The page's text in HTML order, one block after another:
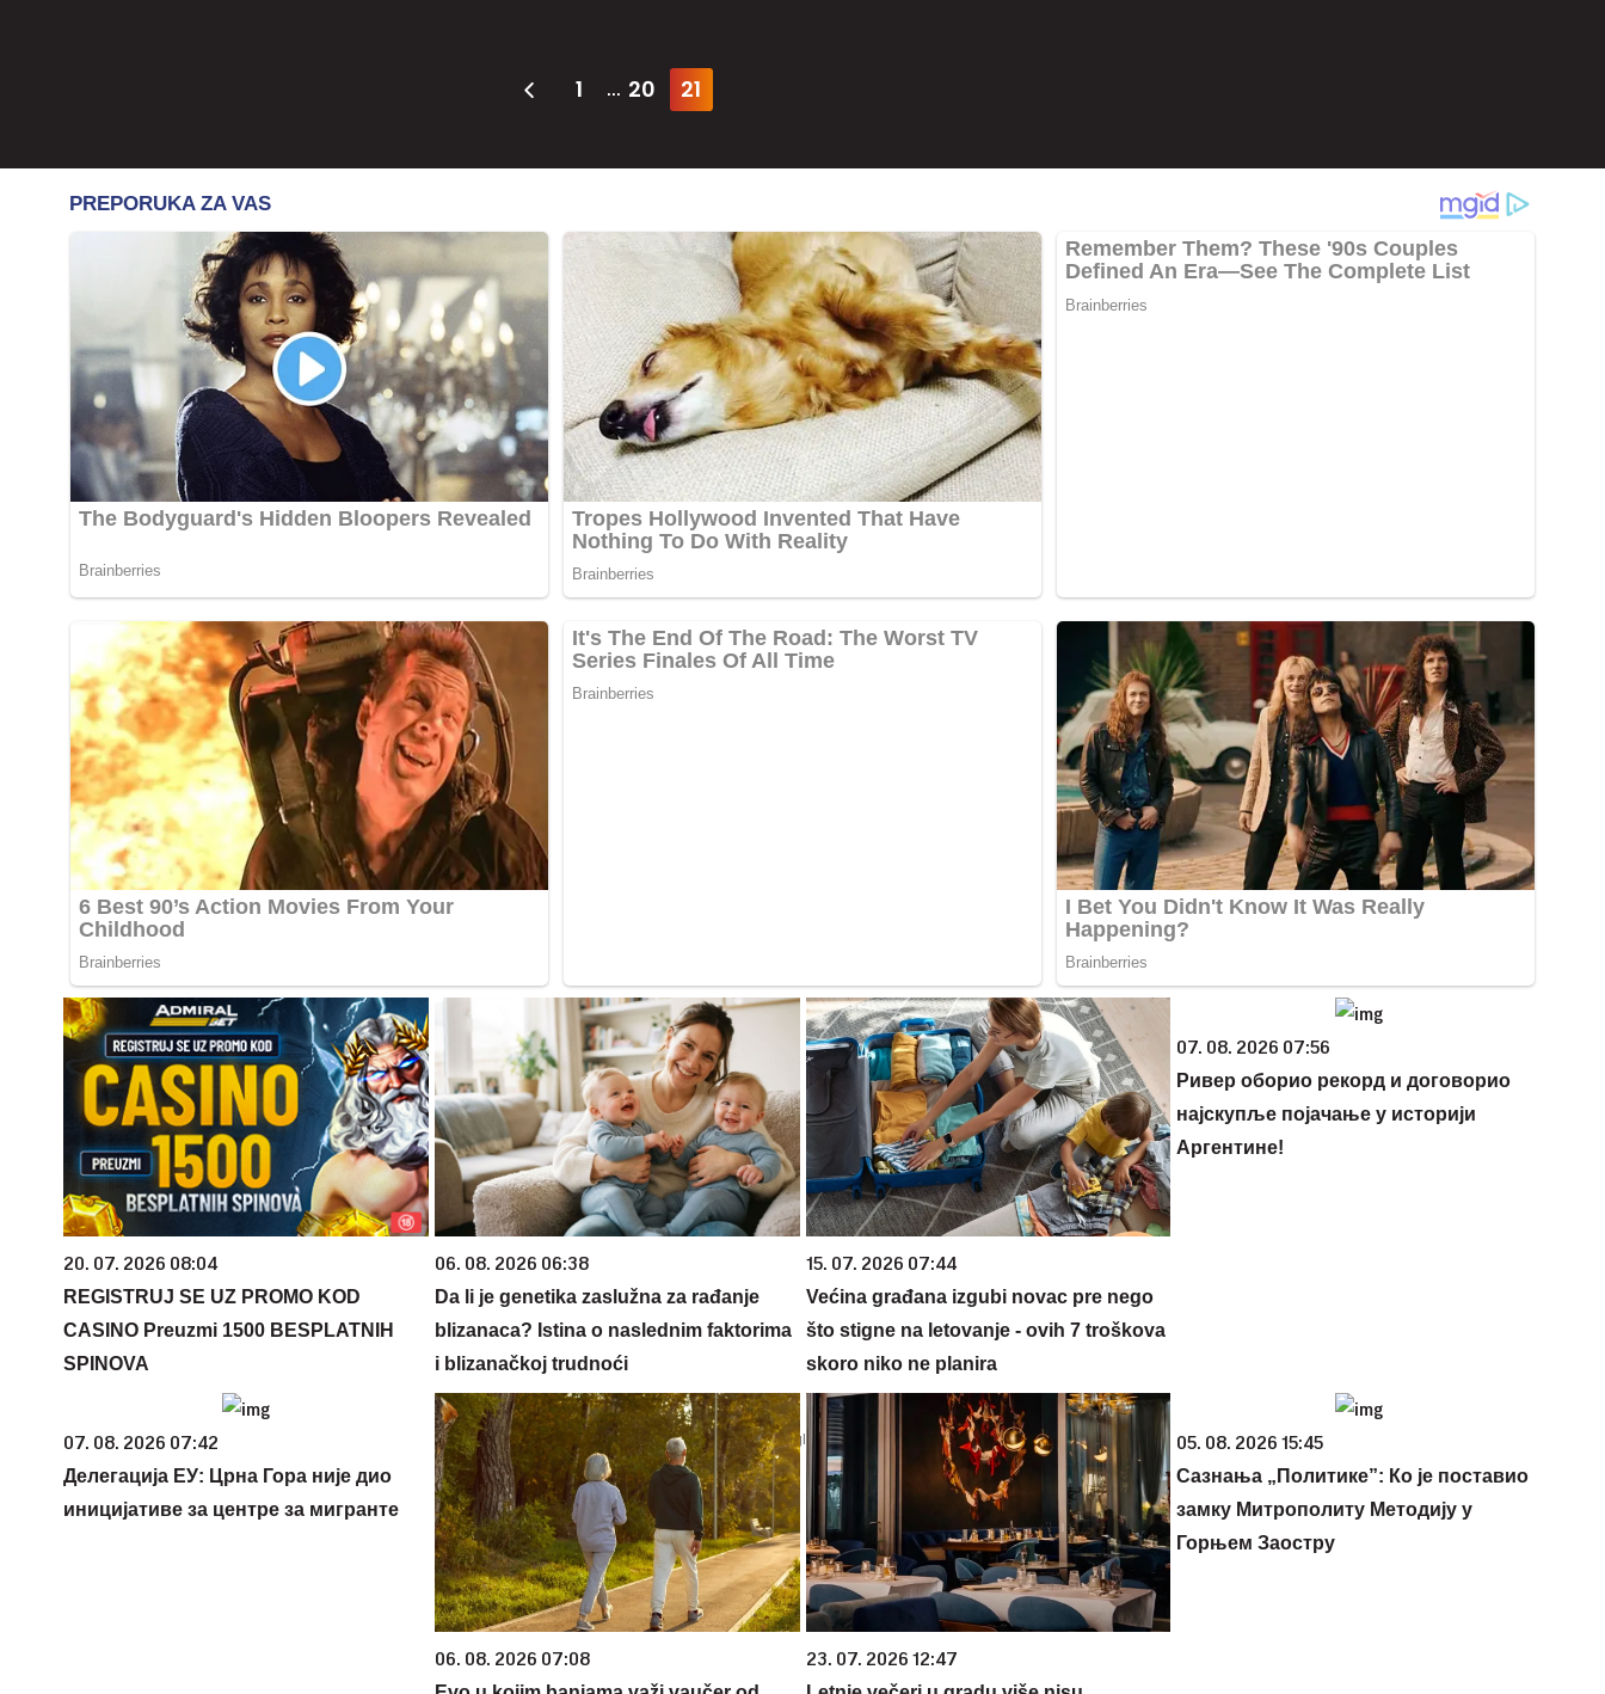
1 ... 20 21
20. 07. 2026 08:04
REGISTRUJ SE UZ PROMO KOD
CASINO Preuzmi 1500 BESPLATNIH
SPINOVA
06. 08. 2026 06:38
Da li je genetika zaslužna za rađanje
blizanaca? Istina o naslednim faktorima
i blizanačkoj trudnoći
15. 07. 2026 07:44
Većina građana izgubi novac pre nego
što stigne na letovanje - ovih 7 troškova
skoro niko ne planira
07. 08. 2026 07:56
Ривер оборио рекорд и договорио
најскупље појачање у историји
Аргентине!
07. 08. 2026 07:42
Делегација ЕУ: Црна Гора није дио
иницијативе за центре за мигранте
06. 08. 2026 07:08 23. 07. 2026 12:47
05. 08. 2026 15:45
Сазнања „Политике”: Ко је поставио
замку Митрополиту Методију у
Горњем Заостру